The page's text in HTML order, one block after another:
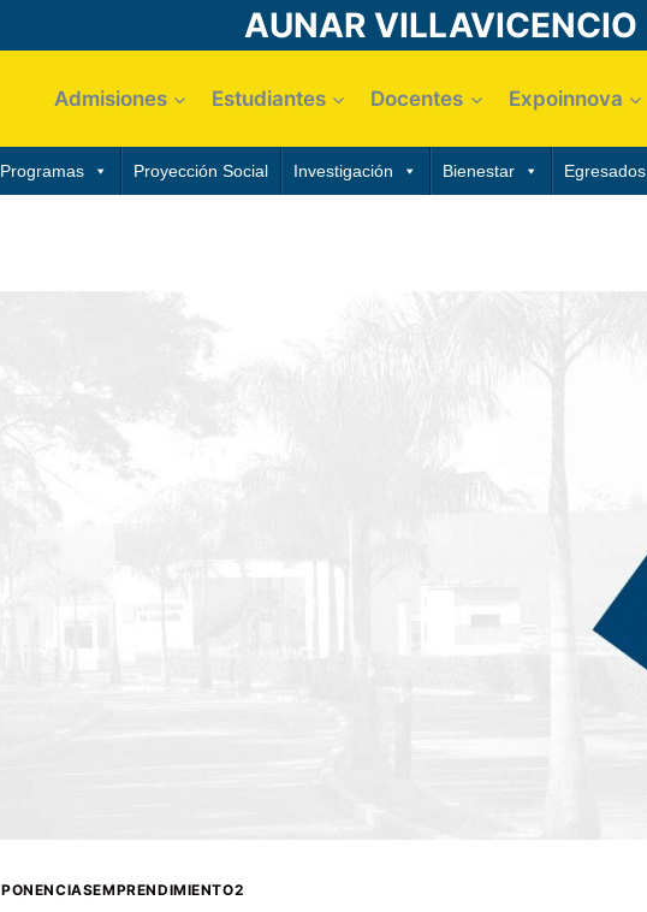
AUNAR VILLAVICENCIO
Admisiones Estudiantes Docentes Expoinnova
Programas Proyección Social Investigación Bienestar Egresados
PONENCIASEMPRENDIMIENTO2